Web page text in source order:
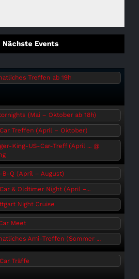
Nächste Events
Treffen ab 19h
(Mai – Oktober ab 18h)
Treffen (April – Oktober)
King-US-Car-Treff (April ... @
B-Q (April – August)
& Oldtimer Night (April –...
Night Cruise
Meet
Ami-Treffen (Sommer ...
Träffe